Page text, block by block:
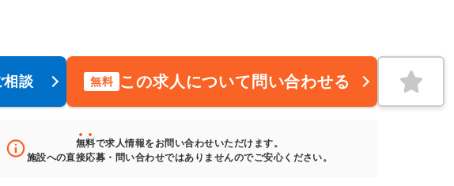
相談 無料 この求人について問い合わせる
無料で求人情報をお問い合わせいただけます。
施設への直接応募・問い合わせではありませんのでご安心ください。